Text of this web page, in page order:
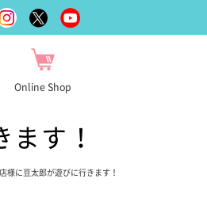
Online Shop
す！
様に豆太郎が遊びに行きます！